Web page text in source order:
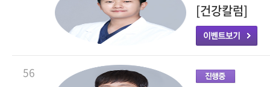
[건강칼럼]
56